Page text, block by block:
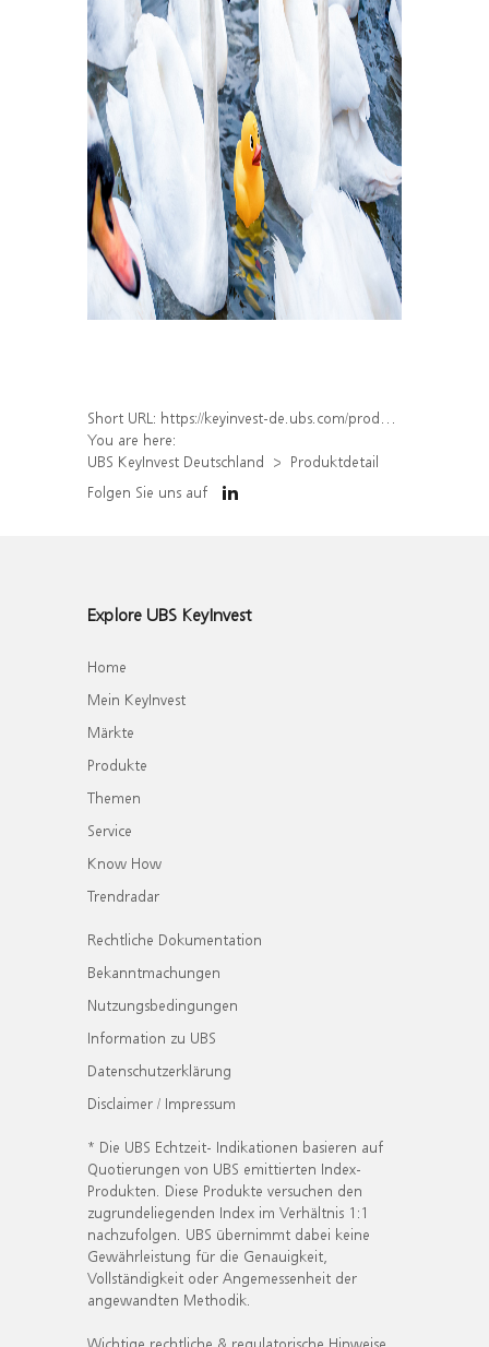
Short URL: https://keyinvest-de.ubs.com/produkt/detail/index/isin/DE000WA7B6E9
You are here:
UBS KeyInvest Deutschland
Produktdetail
Folgen Sie uns auf
Explore UBS KeyInvest
Home
Mein KeyInvest
Märkte
Produkte
Themen
Service
Know How
Trendradar
Rechtliche Dokumentation
Bekanntmachungen
Nutzungsbedingungen
Information zu UBS
Datenschutzerklärung
Disclaimer / Impressum
* Die UBS Echtzeit- Indikationen basieren auf
Quotierungen von UBS emittierten Index-
Produkten. Diese Produkte versuchen den
zugrundeliegenden Index im Verhältnis 1:1
nachzufolgen. UBS übernimmt dabei keine
Gewährleistung für die Genauigkeit,
Vollständigkeit oder Angemessenheit der
angewandten Methodik.